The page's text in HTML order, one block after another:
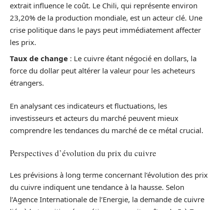
extrait influence le coût. Le Chili, qui représente environ
23,20% de la production mondiale, est un acteur clé. Une
crise politique dans le pays peut immédiatement affecter
les prix.
Taux de change : Le cuivre étant négocié en dollars, la
force du dollar peut altérer la valeur pour les acheteurs
étrangers.
En analysant ces indicateurs et fluctuations, les
investisseurs et acteurs du marché peuvent mieux
comprendre les tendances du marché de ce métal crucial.
Perspectives d’évolution du prix du cuivre
Les prévisions à long terme concernant l’évolution des prix
du cuivre indiquent une tendance à la hausse. Selon
l’Agence Internationale de l’Energie, la demande de cuivre